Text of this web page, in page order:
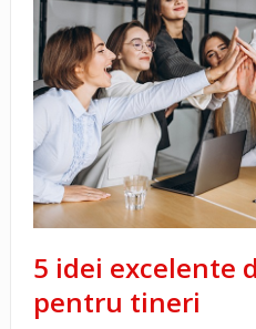
5 idei excelente
pentru tineri